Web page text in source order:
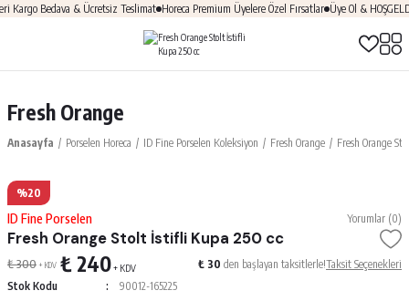
Bedava & Ücretsiz Teslimat Horeca Premium Üyelere Özel Fırsatlar Üye Ol &
Fresh Orange
Anasayfa Porselen Horeca ID Fine Porselen Koleksiyon Fresh Orange Fresh Orange
%20
ID Fine Porselen Yorumlar (0)
Fresh Orange Stolt İstifli Kupa 250 cc
₺ 300 + KDV ₺ 240+ KDV ₺ 30 den başlayan taksitlerle!Taksit Seçenekleri
Stok Kodu
90012-165225